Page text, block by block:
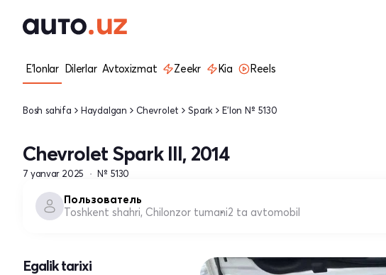
E'lonlar Dilerlar Avtoxizmat Zeekr Kia Reels
Bosh sahifa Haydalgan Chevrolet Spark E'lon № 5130
Chevrolet Spark III, 2014
7 yanvar 2025 № 5130
Пользователь
Toshkent shahri, Chilonzor tumani2 ta avtomobil
Egalik tarixi